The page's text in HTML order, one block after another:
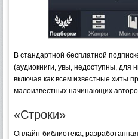
В стандартной бесплатной
(аудиокниги, увы, недоступны, для
включая как всем известные хиты
малоизвестных начинающих
«Строки»
Онлайн-библиотека,